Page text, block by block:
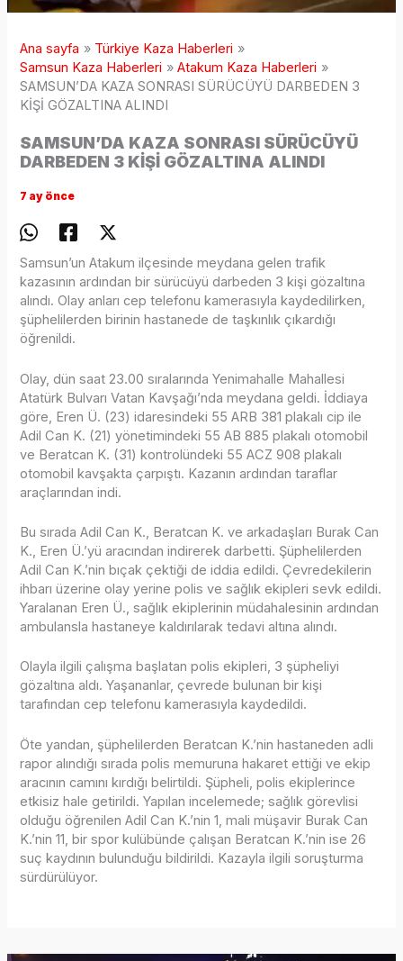
Ana sayfa
Türkiye Kaza Haberleri
Samsun Kaza Haberleri
Atakum Kaza Haberleri
SAMSUN’DA KAZA SONRASI SÜRÜCÜYÜ DARBEDEN 3
KİŞİ GÖZALTINA ALINDI
SAMSUN’DA KAZA SONRASI SÜRÜCÜYÜ
DARBEDEN 3 KİŞİ GÖZALTINA ALINDI
7 ay önce
Samsun’un Atakum ilçesinde meydana gelen trafik
kazasının ardından bir sürücüyü darbeden 3 kişi gözaltına
alındı. Olay anları cep telefonu kamerasıyla kaydedilirken,
şüphelilerden birinin hastanede de taşkınlık çıkardığı
öğrenildi.
Olay, dün saat 23.00 sıralarında Yenimahalle Mahallesi
Atatürk Bulvarı Vatan Kavşağı’nda meydana geldi. İddiaya
göre, Eren Ü. (23) idaresindeki 55 ARB 381 plakalı cip ile
Adil Can K. (21) yönetimindeki 55 AB 885 plakalı otomobil
ve Beratcan K. (31) kontrolündeki 55 ACZ 908 plakalı
otomobil kavşakta çarpıştı. Kazanın ardından taraflar
araçlarından indi.
Bu sırada Adil Can K., Beratcan K. ve arkadaşları Burak Can
K., Eren Ü.’yü aracından indirerek darbetti. Şüphelilerden
Adil Can K.’nin bıçak çektiği de iddia edildi. Çevredekilerin
ihbarı üzerine olay yerine polis ve sağlık ekipleri sevk edildi.
Yaralanan Eren Ü., sağlık ekiplerinin müdahalesinin ardından
ambulansla hastaneye kaldırılarak tedavi altına alındı.
Olayla ilgili çalışma başlatan polis ekipleri, 3 şüpheliyi
gözaltına aldı. Yaşananlar, çevrede bulunan bir kişi
tarafından cep telefonu kamerasıyla kaydedildi.
Öte yandan, şüphelilerden Beratcan K.’nin hastaneden adli
rapor alındığı sırada polis memuruna hakaret ettiği ve ekip
aracının camını kırdığı belirtildi. Şüpheli, polis ekiplerince
etkisiz hale getirildi. Yapılan incelemede; sağlık görevlisi
olduğu öğrenilen Adil Can K.’nin 1, mali müşavir Burak Can
K.’nin 11, bir spor kulübünde çalışan Beratcan K.’nin ise 26
suç kaydının bulunduğu bildirildi. Kazayla ilgili soruşturma
sürdürülüyor.